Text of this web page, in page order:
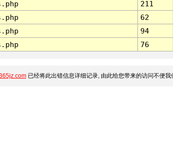
211
62
94
76
已经将此出错信息详细记录, 由此给您带来的访问不便我